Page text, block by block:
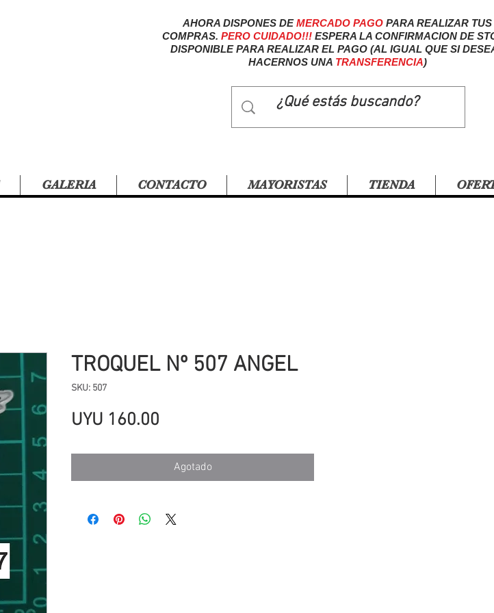
AHORA DISPONES DEMERCADO PAGO PARA REALIZAR TUS
COMPRAS. PERO CUIDADO!!!ESPERA LA CONFIRMACION DE
DISPONIBLE PARA REALIZAR EL PAGO (AL IGUAL QUE SI
HACERNOS UNA TRANSFERENCIA)
GALERIA CONTACTO MAYORISTAS TIENDA
TROQUEL Nº 507 ANGEL
SKU: 507
UYU 160.00
Agotado